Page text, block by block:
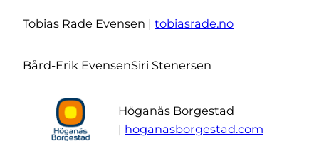
Tobias Rade Evensen | tobiasrade.no
Bård-Erik EvensenSiri Stenersen
Höganäs Borgestad
| hoganasborgestad.com